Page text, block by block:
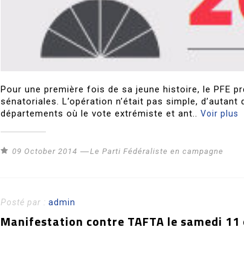
Pour une première fois de sa jeune histoire, le PFE
sénatoriales. L’opération n’était pas simple,
départements où le vote extrémiste et ant.. Voir plus
09 October 2014 Le Parti Fédéraliste en campagne
Posté par : admin
Manifestation contre TAFTA le samedi